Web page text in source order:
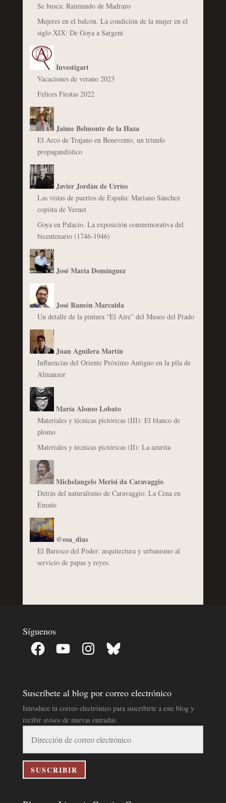
Se busca: Raimundo de Madrazo
Mujeres en el balcón. La condición de la mujer en el
siglo XIX: De Goya a Sargent
Investigart
Vacaciones de verano 2023
Felices Fiestas 2022
Jaime Belmonte de la Haza
El Arco de Trajano en Benevento, un triunfo
propagandístico
Javier Jordán de Urríes
Las vistas de puertos de España: Mariano Sánchez
copista de Vernet
Goya en Palacio. La exposición conmemorativa del
bicentenario (1746-1946)
José María Domínguez
José Ramón Marcaida
Un detalle de la pintura “El Aire” del Museo del Prado
Juan Aguilera Martín
Influencias del Oriente Próximo Antiguo en la pila de
Almanzor
María Alonso Lobato
Materiales y técnicas pictóricas (III): El blanco de
plomo
Materiales y técnicas pictóricas (II): La azurita
Michelangelo Merisi da Caravaggio
Detrás del naturalismo de Caravaggio: La Cena en
Emaús
@osa_dias
El Barroco del Poder: arquitectura y urbanismo al
servicio de papas y reyes.
Síguenos
Facebook YouTube InstagramBluesky
Suscríbete al blog por correo electrónico
Introduce tu correo electrónico para suscribirte a este blog y
recibir avisos de nuevas entradas.
correo
electrónico
SUSCRIBIR